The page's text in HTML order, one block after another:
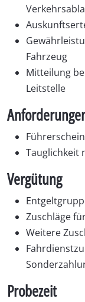
Fahrzeug
Mitteilung
Leitstelle
Tauglichkeit
Vergütung
Zuschläge
Weitere
Probezeit